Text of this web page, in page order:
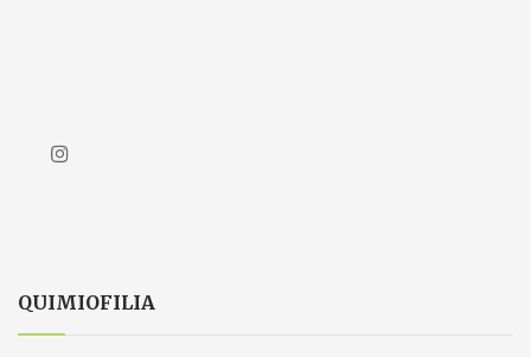
QUIMIOFILIA